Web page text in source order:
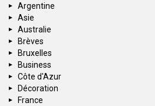
Argentine
Asie
Australie
Brèves
Bruxelles
Business
Côte d'Azur
Décoration
France